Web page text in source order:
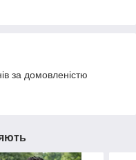
за домовленістю